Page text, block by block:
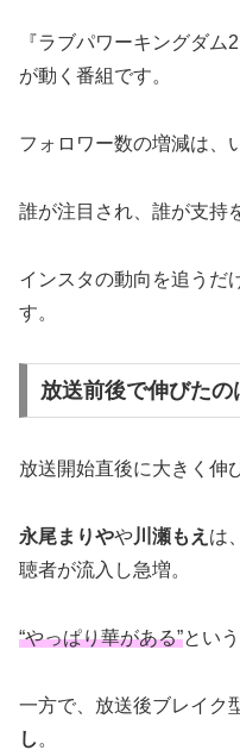
『ラブパワーキングダ
が動く番組です。
フォロワー数の増減は、
誰が注目され、誰が支持
インスタの動向を追うだ
す。
放送前後で伸びたの
放送開始直後に大きく伸
永尾まりやや川瀬もえ は
聴者が流入し急増。
“やっぱり華がある”とい
一方で、放送後ブレイク
し 。